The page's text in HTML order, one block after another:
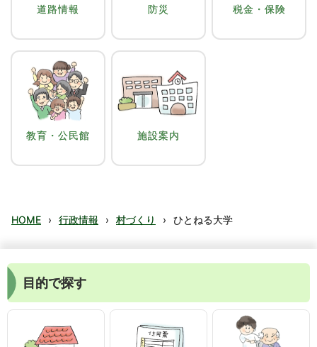
道路情報 防災 税金・保険
教育・公民館 施設案内
HOME › 行政情報 › 村づくり › ひとねる大学
目的で探す